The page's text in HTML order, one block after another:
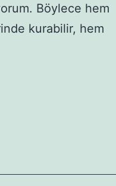
Böylece hem
kurabilir, hem